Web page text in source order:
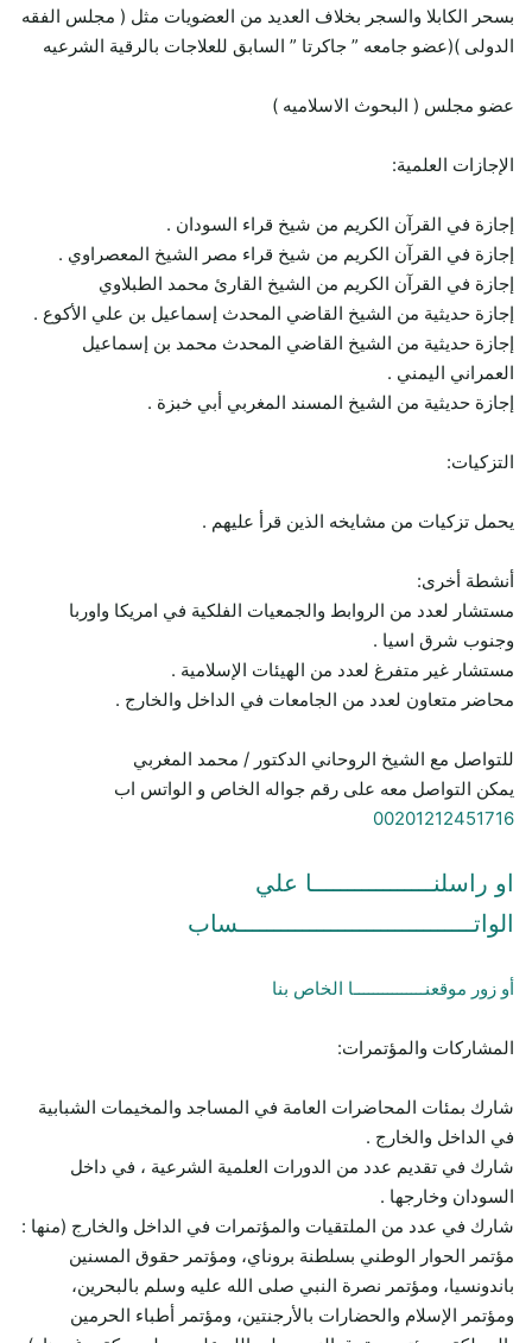
بسحر الكابلا والسجر بخلاف العديد من العضويات مثل ( مجلس الفقه
الدولى )(عضو جامعه ” جاكرتا ” السابق للعلاجات بالرقية الشرعيه
عضو مجلس ( البحوث الاسلاميه )
الإجازات العلمية:
إجازة في القرآن الكريم من شيخ قراء السودان .
إجازة في القرآن الكريم من شيخ قراء مصر الشيخ المعصراوي .
إجازة في القرآن الكريم من الشيخ القارئ محمد الطبلاوي
إجازة حديثية من الشيخ القاضي المحدث إسماعيل بن علي الأكوع .
إجازة حديثية من الشيخ القاضي المحدث محمد بن إسماعيل
العمراني اليمني .
إجازة حديثية من الشيخ المسند المغربي أبي خبزة .
التزكيات:
يحمل تزكيات من مشايخه الذين قرأ عليهم .
أنشطة أخرى:
مستشار لعدد من الروابط والجمعيات الفلكية في امريكا واوربا
وجنوب شرق اسيا .
مستشار غير متفرغ لعدد من الهيئات الإسلامية .
محاضر متعاون لعدد من الجامعات في الداخل والخارج .
للتواصل مع الشيخ الروحاني الدكتور / محمد المغربي
يمكن التواصل معه على رقم جواله الخاص و الواتس اب
00201212451716
او راسلنـــــــــــــــــا علي
الواتـــــــــــــــــــــــــــــــــساب
أو زور موقعنـــــــــــــــا الخاص بنا
المشاركات والمؤتمرات:
شارك بمئات المحاضرات العامة في المساجد والمخيمات الشبابية
في الداخل والخارج .
شارك في تقديم عدد من الدورات العلمية الشرعية ، في داخل
السودان وخارجها .
شارك في عدد من الملتقيات والمؤتمرات في الداخل والخارج (منها :
مؤتمر الحوار الوطني بسلطنة بروناي، ومؤتمر حقوق المسنين
باندونسيا، ومؤتمر نصرة النبي صلى الله عليه وسلم بالبحرين،
ومؤتمر الإسلام والحضارات بالأرجنتين، ومؤتمر أطباء الحرمين